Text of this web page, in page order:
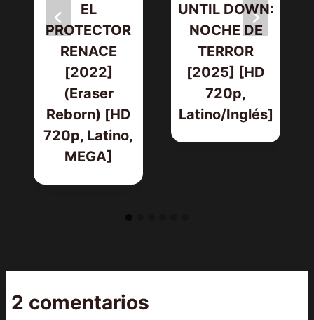
EL
PROTECTOR
RENACE
[2022]
(Eraser
Reborn) [HD
720p, Latino,
MEGA]
UNTIL DOWN:
NOCHE DE
TERROR
[2025] [HD
720p,
Latino/Inglés]
2 comentarios